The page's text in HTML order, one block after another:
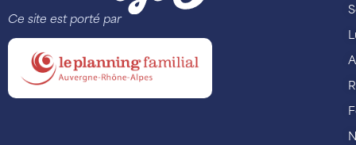
Ce site est porté par